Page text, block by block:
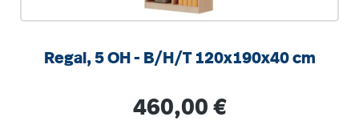
Regal, 5 OH - B/H/T 120x190x40 cm
Regulärer Preis:
460,00 €